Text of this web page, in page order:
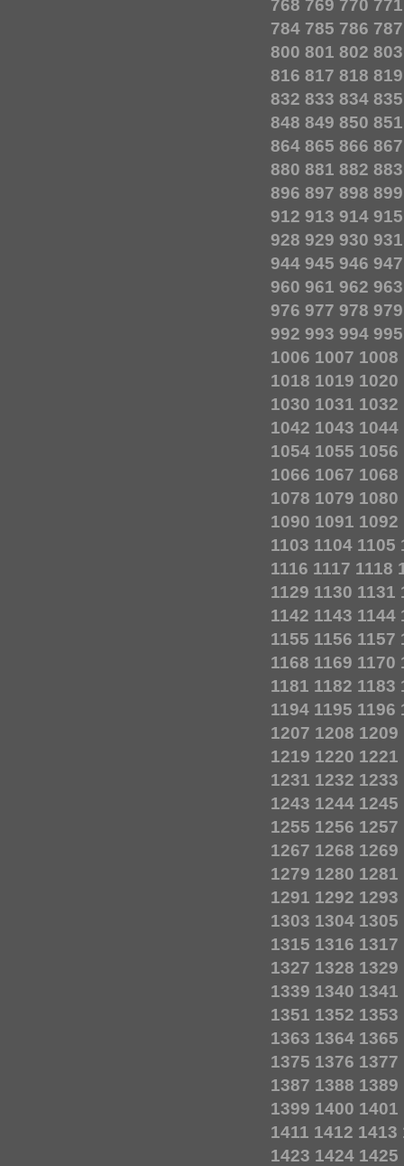
768 769 770 771
784 785 786 787
800 801 802 803
816 817 818 819
832 833 834 835
848 849 850 851
864 865 866 867
880 881 882 883
896 897 898 899
912 913 914 915
928 929 930 931
944 945 946 947
960 961 962 963
976 977 978 979
992 993 994 995
1006 1007 1008
1018 1019 1020
1030 1031 1032
1042 1043 1044
1054 1055 1056
1066 1067 1068
1078 1079 1080
1090 1091 1092
1103 1104 1105
1116 1117 1118
1129 1130 1131
1142 1143 1144
1155 1156 1157
1168 1169 1170
1181 1182 1183
1194 1195 1196
1207 1208 1209
1219 1220 1221
1231 1232 1233
1243 1244 1245
1255 1256 1257
1267 1268 1269
1279 1280 1281
1291 1292 1293
1303 1304 1305
1315 1316 1317
1327 1328 1329
1339 1340 1341
1351 1352 1353
1363 1364 1365
1375 1376 1377
1387 1388 1389
1399 1400 1401
1411 1412 1413
1423 1424 1425